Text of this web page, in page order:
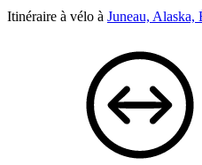
Itinéraire à vélo à Juneau, Alaska,